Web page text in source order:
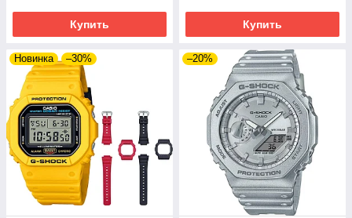
Купить Купить
Новинка –30% –20%